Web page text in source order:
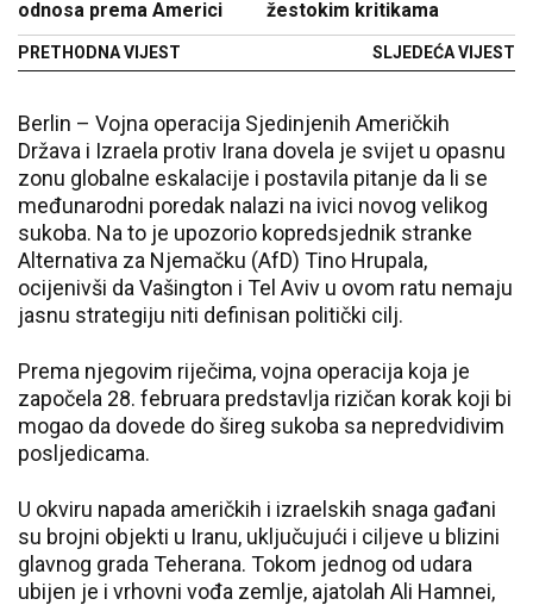
odnosa prema Americi
PRETHODNA VIJEST
žestokim kritikama
SLJEDEĆA VIJEST
Berlin – Vojna operacija Sjedinjenih Američkih
Država i Izraela protiv Irana dovela je svijet u opasnu
zonu globalne eskalacije i postavila pitanje da li se
međunarodni poredak nalazi na ivici novog velikog
sukoba. Na to je upozorio kopredsjednik stranke
Alternativa za Njemačku (AfD) Tino Hrupala,
ocijenivši da Vašington i Tel Aviv u ovom ratu nemaju
jasnu strategiju niti definisan politički cilj.
Prema njegovim riječima, vojna operacija koja je
započela 28. februara predstavlja rizičan korak koji bi
mogao da dovede do šireg sukoba sa nepredvidivim
posljedicama.
U okviru napada američkih i izraelskih snaga gađani
su brojni objekti u Iranu, uključujući i ciljeve u blizini
glavnog grada Teherana. Tokom jednog od udara
ubijen je i vrhovni vođa zemlje, ajatolah Ali Hamnei,